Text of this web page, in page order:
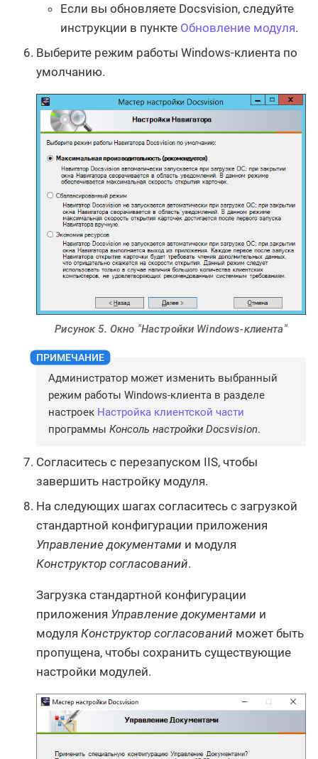
Если вы обновляете Docsvision, следуйте
инструкции в пункте Обновление модуля.
Выберите режим работы Windows-клиента по
умолчанию.
Рисунок 5. Окно "Настройки Windows-клиента"
Администратор может изменить выбранный
режим работы Windows-клиента в разделе
настроек Настройка клиентской части
программы Консоль настройки Docsvision.
Согласитесь с перезапуском IIS, чтобы
завершить настройку модуля.
На следующих шагах согласитесь с загрузкой
стандартной конфигурации приложения
Управление документами и модуля
Конструктор согласований.
Загрузка стандартной конфигурации
приложения Управление документами и
модуля Конструктор согласований может быть
пропущена, чтобы сохранить существующие
настройки модулей.